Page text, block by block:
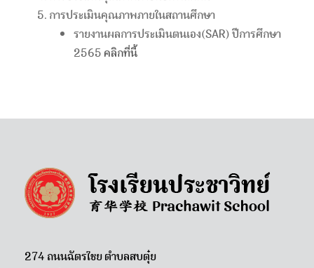
การประเมินคุณภาพภายในสถานศึกษา
รายงานผลการประเมินตนเอง(SAR) ปีการศึกษา
2565คลิกที่นี้
274 ถนนฉัตรไชย ตำบลสบตุ๋ย